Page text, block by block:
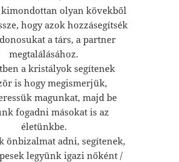
olyan kövekből
hogy azok hozzásegítsék
a társ, a partner
megtalálásához.
a kristályok segítenek
is hogy megismerjük,
magunkat, majd be
fogadni másokat is az
életünkbe.
önbizalmat adni, segítenek,
legyünk igazi nőként /